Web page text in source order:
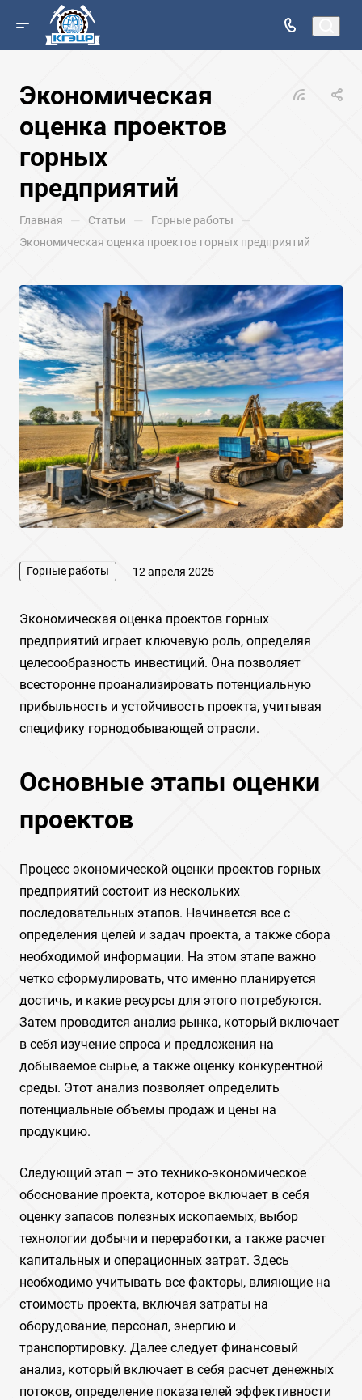
Экономическая
оценка проектов
горных
предприятий
Главная — Статьи — Горные работы —
Экономическая оценка проектов горных предприятий
Горные работы 12 апреля 2025
Экономическая оценка проектов горных
предприятий играет ключевую роль, определяя
целесообразность инвестиций. Она позволяет
всесторонне проанализировать потенциальную
прибыльность и устойчивость проекта, учитывая
специфику горнодобывающей отрасли.
Основные этапы оценки
проектов
Процесс экономической оценки проектов горных
предприятий состоит из нескольких
последовательных этапов. Начинается все с
определения целей и задач проекта, а также сбора
необходимой информации. На этом этапе важно
четко сформулировать, что именно планируется
достичь, и какие ресурсы для этого потребуются.
Затем проводится анализ рынка, который включает
в себя изучение спроса и предложения на
добываемое сырье, а также оценку конкурентной
среды. Этот анализ позволяет определить
потенциальные объемы продаж и цены на
продукцию.
Следующий этап – это технико-экономическое
обоснование проекта, которое включает в себя
оценку запасов полезных ископаемых, выбор
технологии добычи и переработки, а также расчет
капитальных и операционных затрат. Здесь
необходимо учитывать все факторы, влияющие на
стоимость проекта, включая затраты на
оборудование, персонал, энергию и
транспортировку. Далее следует финансовый
анализ, который включает в себя расчет денежных
потоков, определение показателей эффективности